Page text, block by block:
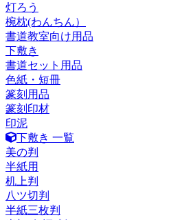
灯ろう
椀枕(わんちん）
書道教室向け用品
下敷き
書道セット用品
色紙・短冊
篆刻用品
篆刻印材
印泥
下敷き 一覧
美の判
半紙用
机上判
八ツ切判
半紙三枚判